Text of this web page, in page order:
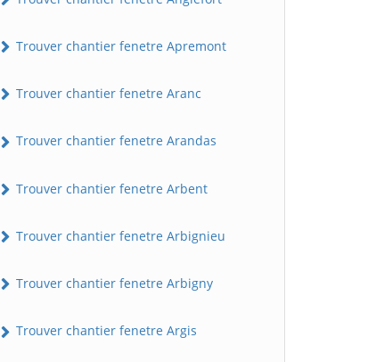
Trouver chantier fenetre Apremont
Trouver chantier fenetre Aranc
Trouver chantier fenetre Arandas
Trouver chantier fenetre Arbent
Trouver chantier fenetre Arbignieu
Trouver chantier fenetre Arbigny
Trouver chantier fenetre Argis